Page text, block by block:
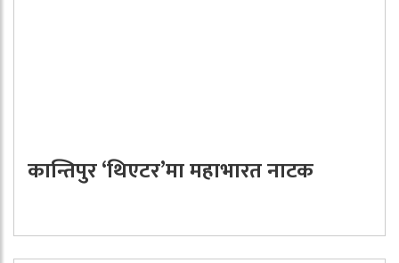
कान्तिपुर ‘थिएटर’मा महाभारत नाटक